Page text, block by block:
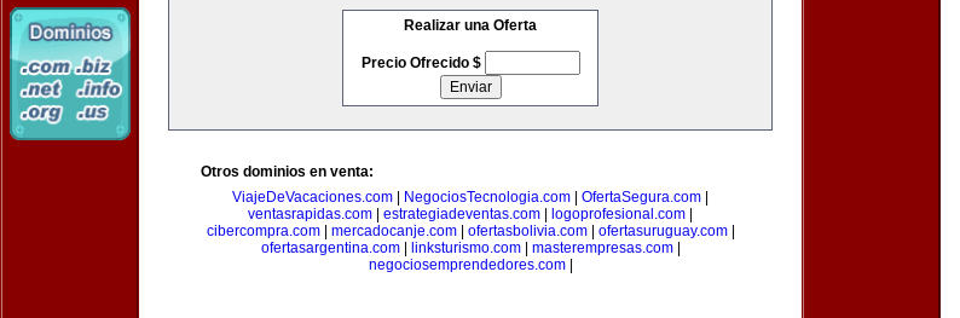
Realizar una Oferta
Precio Ofrecido $
Otros dominios en venta:
ViajeDeVacaciones.com
NegociosTecnologia.com OfertaSegura.com
ventasrapidas.com
estrategiadeventas.com logoprofesional.com
cibercompra.com| mercadocanje.com| ofertasbolivia.com| ofertasuruguay.com|
ofertasargentina.com| linksturismo.com| masterempresas.com|
negociosemprendedores.com|